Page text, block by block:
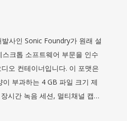
술을 사용한 RealVideo 9 또는
국어 콘텐츠 배포에 실용적입니
코딩이 제공하는 품질 향상과
아키텍처를 유지합니다. RMVB
는 MP4와 기타 최신 형식으로
기반을 유지하고 있으며,
브와 개인 비디오 컬렉션에서
사인 Sonic Foundry가 원래 설
크톱 소프트웨어 부문을 인수
오 컨테이너입니다. 이 포맷은
부과하는 4 GB 파일 크기 제
시간 녹음 세션, 멀티채널 캡처,
됩니다. W64는 청크 식별자와